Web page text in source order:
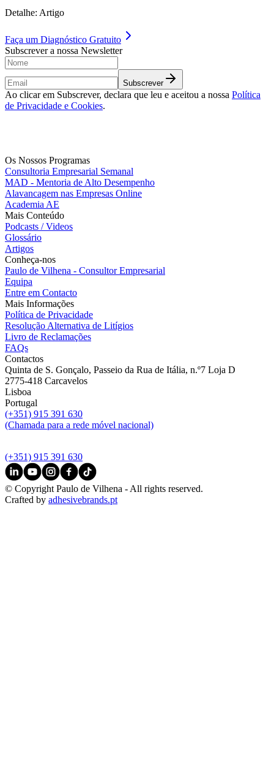
Detalhe: Artigo
Faça um Diagnóstico Gratuito
Subscrever a nossa Newsletter
Subscrever
Ao clicar em Subscrever, declara que leu e aceitou a nossa Política
de Privacidade e Cookies.
Os Nossos Programas
Consultoria Empresarial Semanal
MAD - Mentoria de Alto Desempenho
Alavancagem nas Empresas Online
Academia AE
Mais Conteúdo
Podcasts / Videos
Glossário
Artigos
Conheça-nos
Paulo de Vilhena - Consultor Empresarial
Equipa
Entre em Contacto
Mais Informações
Política de Privacidade
Resolução Alternativa de Litígios
Livro de Reclamações
FAQs
Contactos
Quinta de S. Gonçalo, Passeio da Rua de Itália, n.º7 Loja D
2775-418 Carcavelos
Lisboa
Portugal
(+351) 915 391 630
(Chamada para a rede móvel nacional)
(+351) 915 391 630
© Copyright Paulo de Vilhena - All rights reserved.
Crafted by adhesivebrands.pt